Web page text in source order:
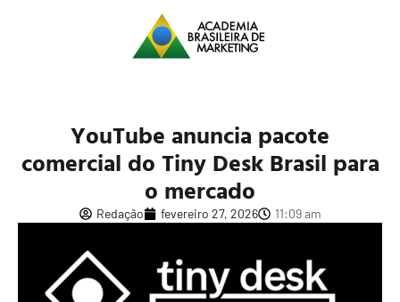
YouTube anuncia pacote
comercial do Tiny Desk Brasil para
o mercado
Redação fevereiro 27, 2026 11:09 am